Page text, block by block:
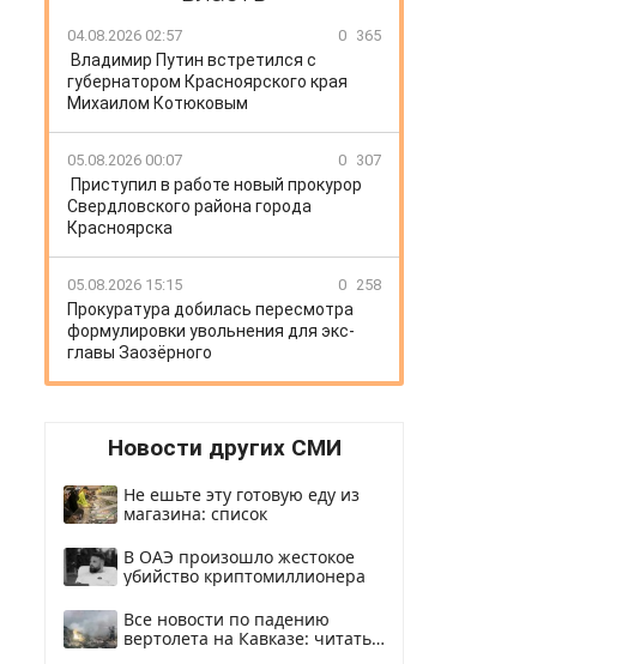
04.08.2026 02:57 0 365
Владимир Путин встретился с
губернатором Красноярского края
Михаилом Котюковым
05.08.2026 00:07 0 307
Приступил в работе новый прокурор
Свердловского района города
Красноярска
05.08.2026 15:15 0 258
Прокуратура добилась пересмотра
формулировки увольнения для экс-
главы Заозёрного
Новости других СМИ
Не ешьте эту готовую еду из
магазина: список
В ОАЭ произошло жестокое
убийство криптомиллионера
Все новости по падению
вертолета на Кавказе: читать